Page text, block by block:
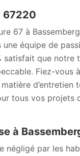
67220
67 à
équipe de
que notre
Fiez-vous
d’entretien
tous vos projets
à
par les